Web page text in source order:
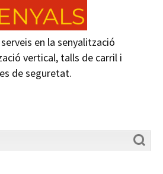
en la senyalització
vertical, talls de carril i
de seguretat.